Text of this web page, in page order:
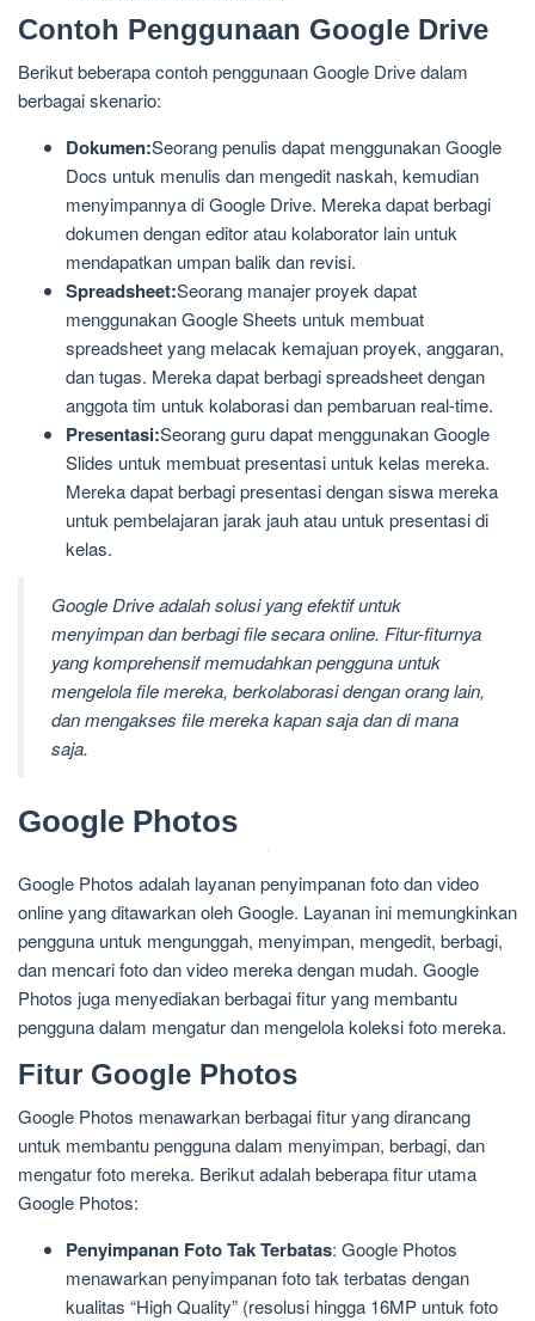
Contoh Penggunaan Google Drive
Berikut beberapa contoh penggunaan Google Drive dalam
berbagai skenario:
Dokumen:Seorang penulis dapat menggunakan Google
Docs untuk menulis dan mengedit naskah, kemudian
menyimpannya di Google Drive. Mereka dapat berbagi
dokumen dengan editor atau kolaborator lain untuk
mendapatkan umpan balik dan revisi.
Spreadsheet:Seorang manajer proyek dapat
menggunakan Google Sheets untuk membuat
spreadsheet yang melacak kemajuan proyek, anggaran,
dan tugas. Mereka dapat berbagi spreadsheet dengan
anggota tim untuk kolaborasi dan pembaruan real-time.
Presentasi:Seorang guru dapat menggunakan Google
Slides untuk membuat presentasi untuk kelas mereka.
Mereka dapat berbagi presentasi dengan siswa mereka
untuk pembelajaran jarak jauh atau untuk presentasi di
kelas.
Google Drive adalah solusi yang efektif untuk
menyimpan dan berbagi file secara online. Fitur-fiturnya
yang komprehensif memudahkan pengguna untuk
mengelola file mereka, berkolaborasi dengan orang lain,
dan mengakses file mereka kapan saja dan di mana
saja.
Google Photos
Google Photos adalah layanan penyimpanan foto dan video
online yang ditawarkan oleh Google. Layanan ini memungkinkan
pengguna untuk mengunggah, menyimpan, mengedit, berbagi,
dan mencari foto dan video mereka dengan mudah. Google
Photos juga menyediakan berbagai fitur yang membantu
Fitur Google Photos
Google Photos menawarkan berbagai fitur yang dirancang
untuk membantu pengguna dalam menyimpan, berbagi, dan
mengatur foto mereka. Berikut adalah beberapa fitur utama
Penyimpanan Foto Tak Terbatas: Google Photos
menawarkan penyimpanan foto tak terbatas dengan